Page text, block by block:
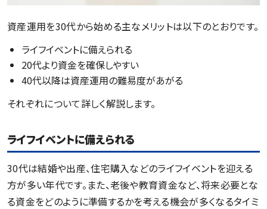
資産運用を30代から始める主なメリットは以下のとおりです。
ライフイベントに備えられる
20代より資金を確保しやすい
40代以降は資産運用の難易度があがる
それぞれについて詳しく解説します。
ライフイベントに備えられる
30代は結婚や出産、住宅購入などのライフイベントを迎える
方が多い年代です。また、老後や教育資金など、将来必要とな
る資金をどのように準備するかを考える機会が多くなるタイミ